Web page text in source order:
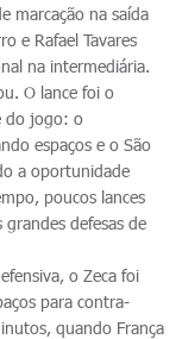
marcação na saída
e Rafael Tavares
na intermediária.
O lance foi o
do jogo: o
espaços e o São
a oportunidade
poucos lances
defesas de
o Zeca foi
para contra-
quando França